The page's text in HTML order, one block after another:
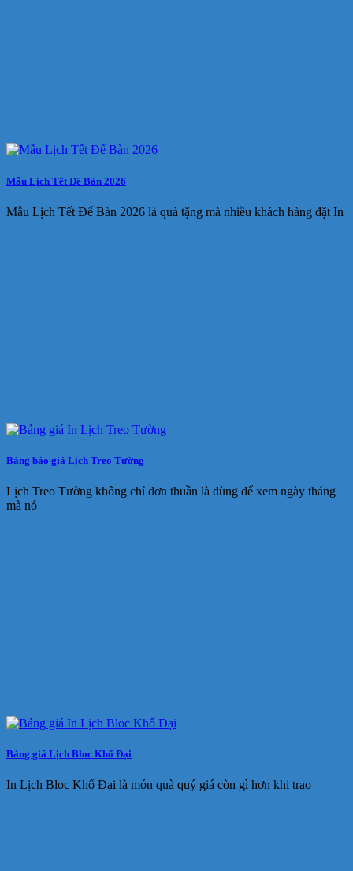
Mẫu Lịch Tết Để Bàn 2026
Mẫu Lịch Tết Để Bàn 2026 là quà tặng mà nhiều khách hàng đặt In
Bảng báo giá Lịch Treo Tường
Lịch Treo Tường không chỉ đơn thuần là dùng để xem ngày tháng
mà nó
Bảng giá Lịch Bloc Khổ Đại
In Lịch Bloc Khổ Đại là món quà quý giá còn gì hơn khi trao